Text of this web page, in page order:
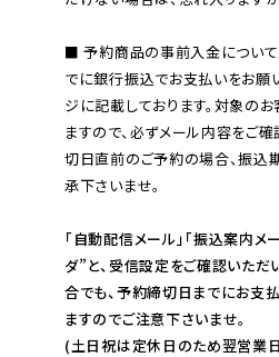
■ 予約商品の事前入金につい
でに銀行振込でお支払いをお願
ジに記載しております。対象の
ますので、必ずメール内容をご
切日直前のご予約の場合、振込
承下さいませ。
「自動配信メール」「振込案内
ダ”と、受信設定をご確認いただ
合でも、予約締切日までにお支
ますのでご注意下さいませ。
(土日祝は定休日のため翌営業